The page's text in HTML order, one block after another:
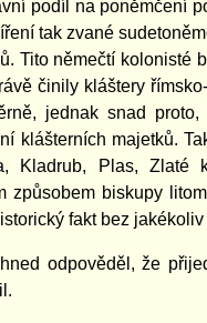
podíl na poněmčení
tak zvané
Tito němečtí kolonisté
činily kláštery
jednak snad
klášterních majetků.
Kladrub, Plas, Zlaté
biskupy
fakt bez
odpověděl, že